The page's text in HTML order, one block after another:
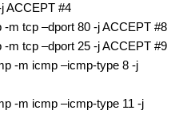
ACCEPT #4
m tcp –dport 80 -j ACCEPT #8
m tcp –dport 25 -j ACCEPT #9
-m icmp –icmp-type 8 -j
-m icmp –icmp-type 11 -j